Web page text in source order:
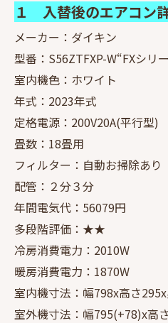
１ 入替後のエアコン
メーカー：ダイキン
型番：S56ZTFXP-W“FXシリ
室内機色：ホワイト
年式：2023年式
定格電源：200V20A(平行型)
畳数：18畳用
フィルター：自動お掃除あり
配管：２分３分
年間電気代：56079円
多段階評価：★★
冷房消費電力：2010W
暖房消費電力：1870W
室内機寸法：幅798x高さ
室外機寸法：幅795(+78)x高